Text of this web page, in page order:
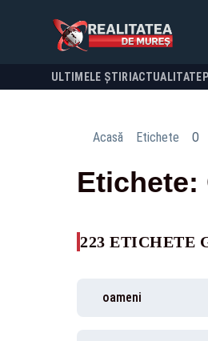
ULTIMELE ȘTIRI ACTUALITATE
Acasă Etichete O
Etichete:
223 ETICHETE
oameni